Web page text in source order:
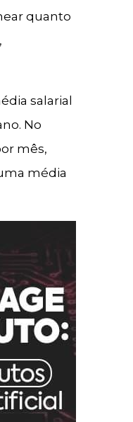
quanto
salarial
No
mês,
média